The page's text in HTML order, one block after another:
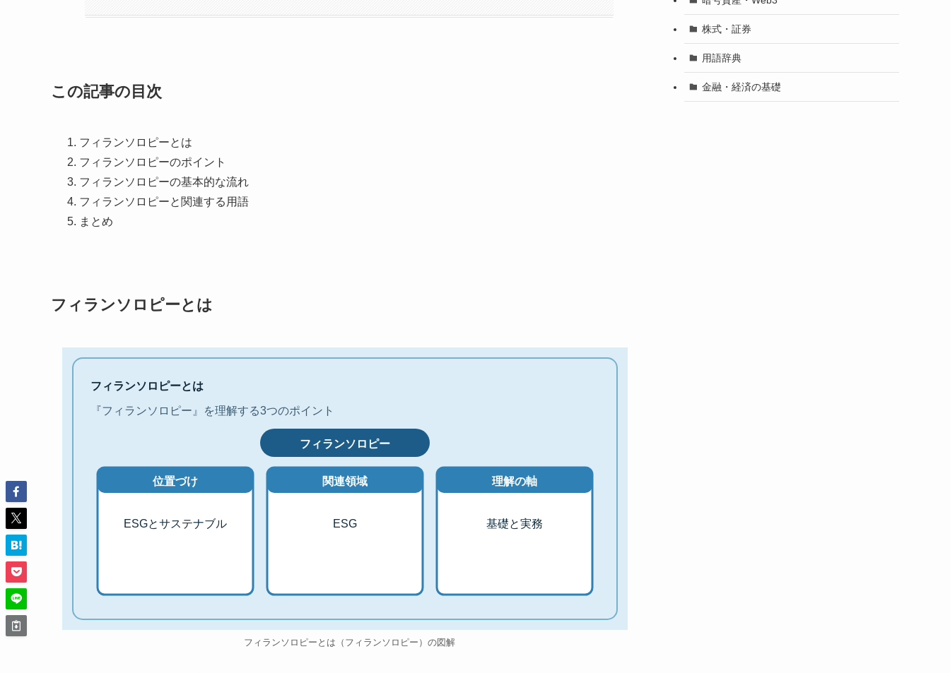
この記事の目次
フィランソロピーとは
フィランソロピーのポイント
フィランソロピーの基本的な流れ
フィランソロピーと関連する用語
まとめ
フィランソロピーとは
フィランソロピーとは
『フィランソロピー』を理解する3つのポイント
フィランソロピー
位置づけ
ESGとサステナブル
関連領域
ESG
理解の軸
基礎と実務
フィランソロピーとは（フィランソロピー）の図解
株式・証券
用語辞典
金融・経済の基礎